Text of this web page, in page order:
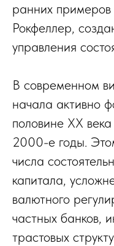
ранних примеров
Рокфеллер,
управления
В современном
начала активно
половине XX
2000-е годы.
числа
капитала,
валютного
частных банков,
трастовых